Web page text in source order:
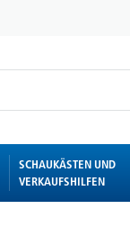
SCHAUKÄSTEN UND
VERKAUFSHILFEN